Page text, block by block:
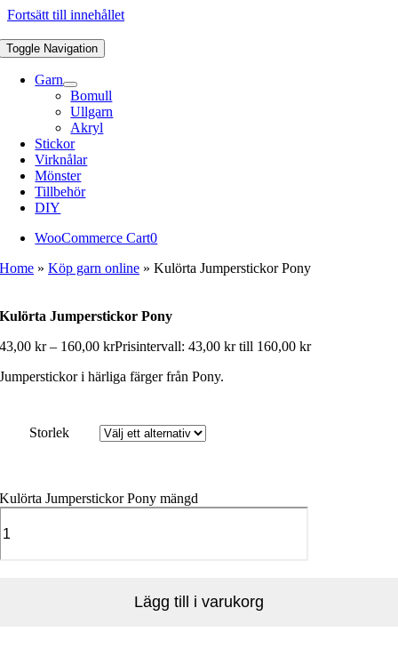
Fortsätt till innehållet
Toggle Navigation
Garn
Bomull
Ullgarn
Akryl
Stickor
Virknålar
Mönster
Tillbehör
DIY
WooCommerce Cart0
Home »Köp garn online »Kulörta Jumperstickor Pony
Kulörta Jumperstickor Pony
43,00kr – 160,00krPrisintervall: 43,00 kr till 160,00 kr
Jumperstickor i härliga färger från Pony.
Storlek
Kulörta Jumperstickor Pony mängd
Lägg till i varukorg